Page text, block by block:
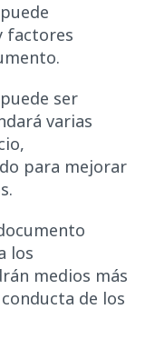
factores
ser
varias
para mejorar
los
medios más
de los